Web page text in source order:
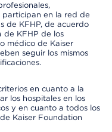
participan en la red de
de KFHP, de acuerdo
de KFHP de los
médico de Kaiser
seguir los mismos
en cuanto a la
los hospitales en los
y en cuanto a todos los
Kaiser Foundation